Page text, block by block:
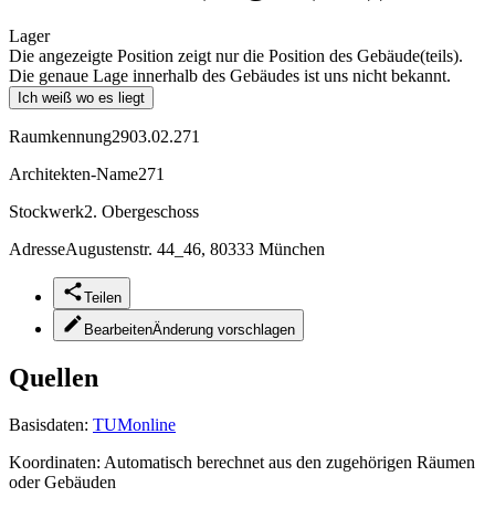
Lager
Die angezeigte Position zeigt nur die Position des Gebäude(teils).
Die genaue Lage innerhalb des Gebäudes ist uns nicht bekannt.
Ich weiß wo es liegt
Raumkennung2903.02.271
Architekten-Name271
Stockwerk2. Obergeschoss
AdresseAugustenstr. 44_46, 80333 München
Teilen
BearbeitenÄnderung vorschlagen
Quellen
Basisdaten: TUMonline
Koordinaten: Automatisch berechnet aus den zugehörigen Räumen
oder Gebäuden